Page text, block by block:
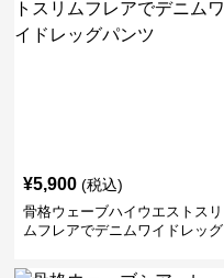
¥5,900 (税込)
骨格ウェーブハイウエストスリ
ムフレアでデニムワイドレッグ